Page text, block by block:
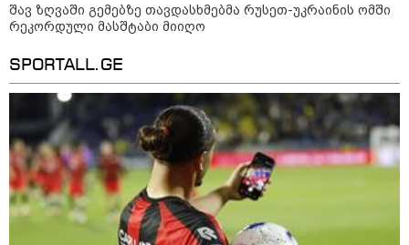
როგორ ჩავიცვათ 40 წლის
შემდეგ: მილიონერების
მსოფლიო
შავ ზღვაში გემებზე თავდასხმებმა რუსეთ-უკრაინის ომში
რეკორდული მასშტაბი მიიღო
SPORTALL.GE